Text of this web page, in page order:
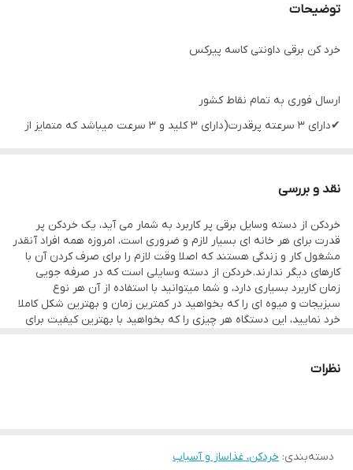
جنس ظرف خردکن
توضیحات
خرد کن برقی داونتی کاسه پیرکس
ارسال فوری به تمام نقاط کشور
✔دارای ۳ سرعته پرقدرت(دارای ۳ کلید و ۳ سرعت میباشد که متمایز از
اندازه ۲۳۰×۲۳۰×۲۵۵ میلی متر
✔ظرفیت ظرف خردکن ۳/۵لیتری
✔جنس ظرف پیرکس اصل
✔جنس تیغه استیل ضد زنگ
✔قابلیت شستشوی اجزا(به جز بدنه اصلی ) در ماشین ظرفشویی
✔سیستم قفل ایمنی
فروشگاه لوازم خانگی درنیکا
نقد و بررسی
خردکن از دسته وسایل برقی پر کاربرد به شمار می آید، یک خردکن پر
قدرت برای هر خانه ای بسیار لازم و ضروری است، امروزه همه افراد آنقدر
مشغول کار و زندگی هستند که اصلا وقت لازم را برای صرف کردن آن با
کارهای دیگر ندارند. خردکن از دسته وسایلی است که در صرفه جویی
زمان کاربرد بسیاری دارد، و شما میتوانید با استفاده از آن هر نوع
سبزیجات و میوه ای را که بخواهید در کمترین زمان و بهترین شکل کاملا
خرد نمایید، این دستگاه هر چیزی را که بخواهید با بهترین کیفیت برای
هم باز کنید و آن را بشویید، هم با دست میتوانید آن را بشویید و هم
نظرات
دسته‌بندی: خردکن، غذاساز و آسیاب